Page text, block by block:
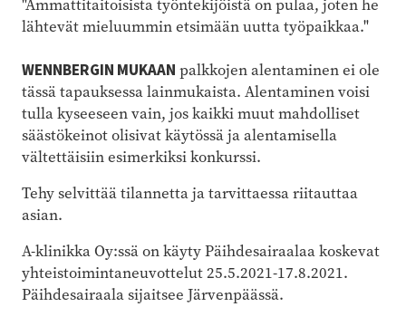
"Ammattitaitoisista työntekijöistä on pulaa, joten he
lähtevät mieluummin etsimään uutta työpaikkaa."
WENNBERGIN MUKAAN palkkojen alentaminen ei ole
tässä tapauksessa lainmukaista. Alentaminen voisi
tulla kyseeseen vain, jos kaikki muut mahdolliset
säästökeinot olisivat käytössä ja alentamisella
vältettäisiin esimerkiksi konkurssi.
Tehy selvittää tilannetta ja tarvittaessa riitauttaa
asian.
A-klinikka Oy:ssä on käyty Päihdesairaalaa koskevat
yhteistoimintaneuvottelut 25.5.2021-17.8.2021.
Päihdesairaala sijaitsee Järvenpäässä.